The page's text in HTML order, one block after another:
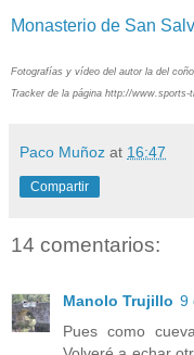
Monasterio de San
Fotografías y vídeo del autor la del
Tracker de la página http://www.sports-
Paco Muñoz at 16:47
Compartir
14 comentarios:
Manolo Trujillo 9
Pues como